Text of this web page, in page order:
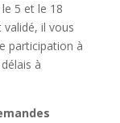
5 et le 18
il vous
participation à
à